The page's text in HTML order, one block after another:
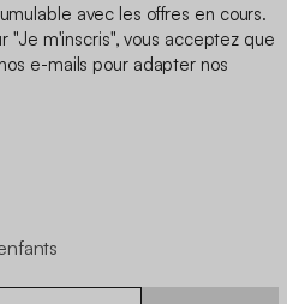
avec les offres en cours.
"Je m'inscris", vous acceptez que
e-mails pour adapter nos